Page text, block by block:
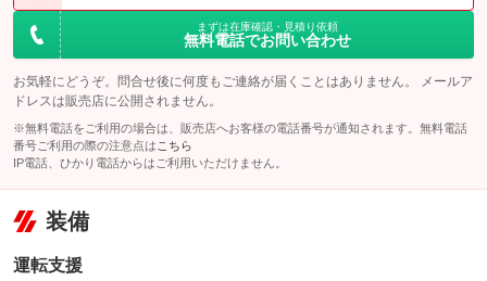
まずは在庫確認・見積り依頼
無料電話でお問い合わせ
お気軽にどうぞ。問合せ後に何度もご連絡が届くことはありません。 メールア
ドレスは販売店に公開されません。
※無料電話をご利用の場合は、販売店へお客様の電話番号が通知されます。無料電話
番号ご利用の際の注意点は こちら
IP電話、ひかり電話からはご利用いただけません。
装備
運転支援